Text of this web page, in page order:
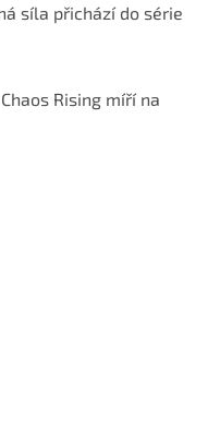
síla přichází do série
Rising míří na